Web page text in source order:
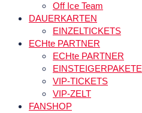
Off Ice Team
DAUERKARTEN
EINZELTICKETS
ECHte PARTNER
ECHte PARTNER
EINSTEIGERPAKETE
VIP-TICKETS
VIP-ZELT
FANSHOP